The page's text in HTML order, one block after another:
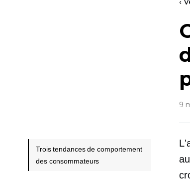
9
Trois tendances de comportement
des consommateurs